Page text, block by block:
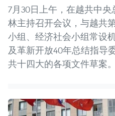
7月30日上午，在越共中
林主持召开会议，与越共
小组、经济社会小组常设
及革新开放40年总结指导
共十四大的各项文件草案。